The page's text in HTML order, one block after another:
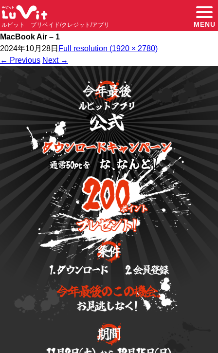
ルビット プリペイド/クレジット/アプリ MENU
MacBook Air – 1
2024年10月28日 Full resolution (1920 × 2780)
← Previous Next →